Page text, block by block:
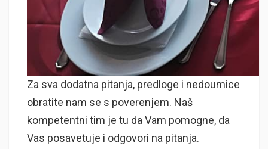
Za sva dodatna pitanja, predloge i nedoumice
obratite nam se s poverenjem. Naš
kompetentni tim je tu da Vam pomogne, da
Vas posavetuje i odgovori na pitanja.